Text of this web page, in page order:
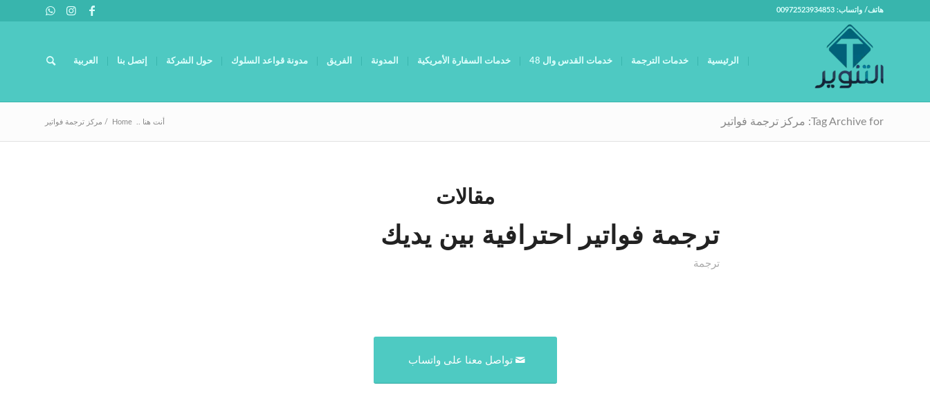
هاتف/ واتساب: 00972523934853
الرئيسية خدمات الترجمة خدمات القدس وال 48 خدمات السفارة الأمريكية المدونة الفريق مدونة قواعد السلوك حول الشركة إتصل بنا العربية
Tag Archive for: مركز ترجمة فواتير أنت هنا .. Home
/ مركز ترجمة فواتير
مقالات
ترجمة فواتير احترافية بين يديك
ترجمة
تواصل معنا على واتساب